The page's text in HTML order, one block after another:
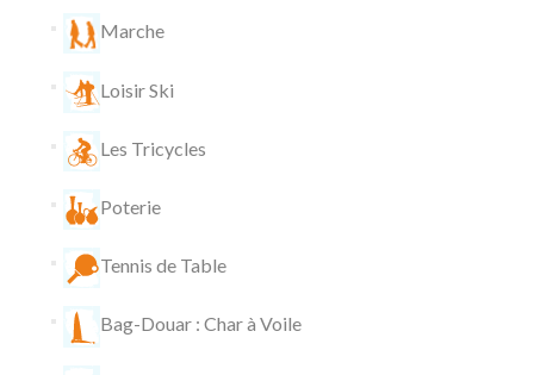
Marche
Loisir Ski
Les Tricycles
Poterie
Tennis de Table
Bag-Douar : Char à Voile